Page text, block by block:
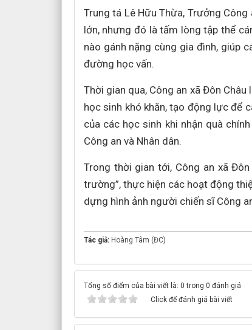
Trung tá Lê Hữu Thừa, Trưởng
lớn, nhưng đó là tấm lòng tập thể
nào gánh nặng cùng gia đình, giúp
đường học vấn.
Thời gian qua, Công an xã Đôn
học sinh khó khăn, tạo động lực để
của các học sinh khi nhận quà
Công an và Nhân dân.
Trong thời gian tới, Công an xã
trường”, thực hiện các hoạt động
dựng hình ảnh người chiến sĩ Công
Tác giả: Hoàng Tâm (ĐC)
Tổng số điểm của bài viết là: 0 trong 0 đánh giá
Click để đánh giá bài viết